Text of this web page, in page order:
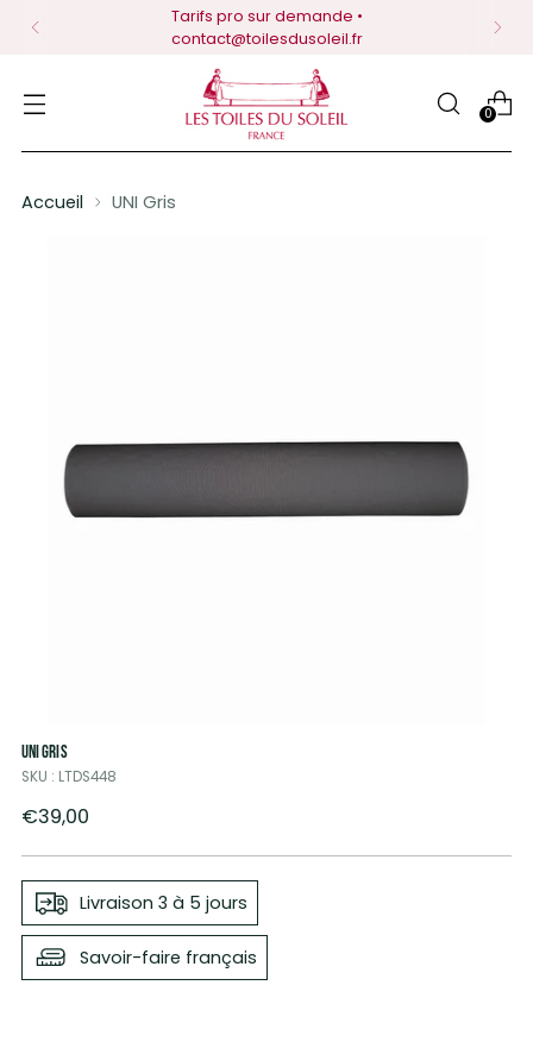
Tarifs pro sur demande •
contact@toilesdusoleil.fr
0
Accueil UNI Gris
UNI GRIS
SKU : LTDS448
Prix
€39,00
Livraison 3 à 5 jours
Savoir-faire français